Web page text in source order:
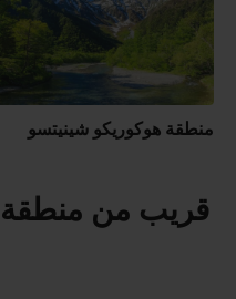
منطقة هوكوريكو شينيتسو
قريب من منطقة